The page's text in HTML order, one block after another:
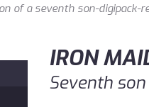
of a seventh son-digipack-
IRON
Seventh